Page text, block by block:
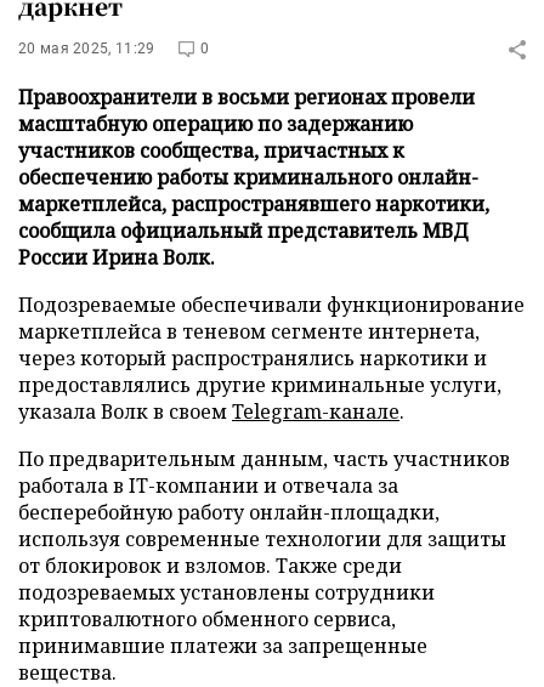
20 мая 2025, 11:29 0
Правоохранители в восьми регионах провели
масштабную операцию по задержанию
участников сообщества, причастных к
обеспечению работы криминального онлайн-
маркетплейса, распространявшего наркотики,
сообщила официальный представитель МВД
России Ирина Волк.
Подозреваемые обеспечивали функционирование
маркетплейса в теневом сегменте интернета,
через который распространялись наркотики и
предоставлялись другие криминальные услуги,
указала Волк в своемTelegram-канале.
По предварительным данным, часть участников
работала в IT-компании и отвечала за
бесперебойную работу онлайн-площадки,
используя современные технологии для защиты
от блокировок и взломов. Также среди
подозреваемых установлены сотрудники
криптовалютного обменного сервиса,
принимавшие платежи за запрещенные
вещества.